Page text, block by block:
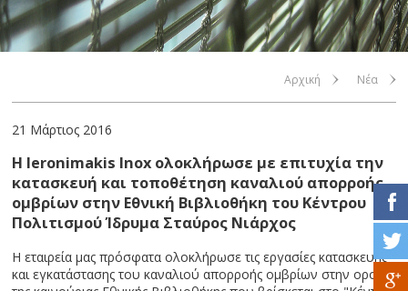
Αρχική Νέα
21 Μάρτιος 2016
Η Ieronimakis Inox ολοκλήρωσε με επιτυχία την
κατασκευή και τοποθέτηση καναλιού απορροής
ομβρίων στην Εθνική Βιβλιοθήκη του Κέντρου
Πολιτισμού Ίδρυμα Σταύρος Νιάρχος
Η εταιρεία μας πρόσφατα ολοκλήρωσε τις εργασίες κατασκευής
και εγκατάστασης του καναλιού απορροής ομβρίων στην οροφή